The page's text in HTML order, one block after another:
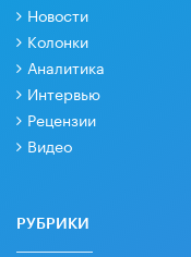
Новости
Колонки
Аналитика
Интервью
Рецензии
Видео
РУБРИКИ